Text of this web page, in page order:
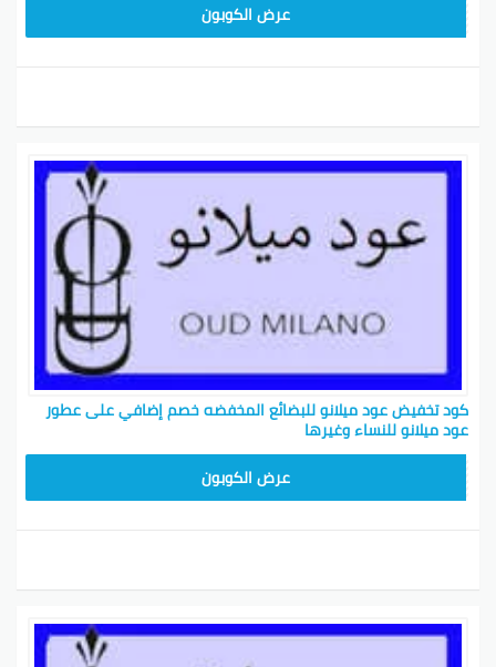
عرض الكوبون
كود تخفيض عود ميلانو للبضائع المخفضه خصم إضافي على عطور
عود ميلانو للنساء وغيرها
عرض الكوبون